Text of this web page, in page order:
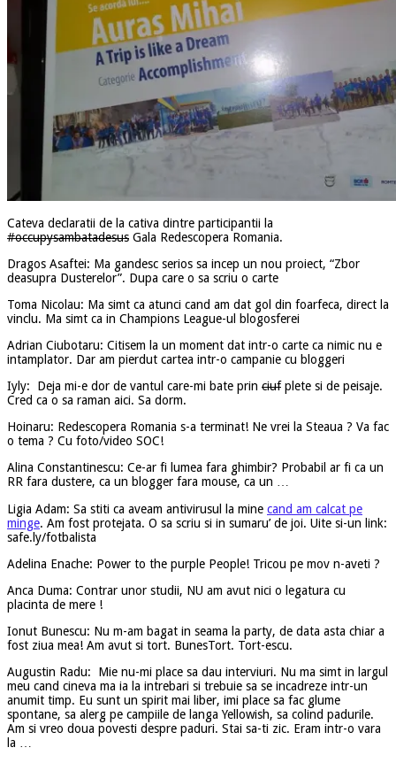
Cateva declaratii de la cativa dintre participantii la
#occupysambatadesus Gala Redescopera Romania.
Dragos Asaftei: Ma gandesc serios sa incep un nou proiect, “Zbor
deasupra Dusterelor”. Dupa care o sa scriu o carte
Toma Nicolau: Ma simt ca atunci cand am dat gol din foarfeca, direct la
vinclu. Ma simt ca in Champions League-ul blogosferei
Adrian Ciubotaru: Citisem la un moment dat intr-o carte ca nimic nu e
intamplator. Dar am pierdut cartea intr-o campanie cu bloggeri
Iyly: Deja mi-e dor de vantul care-mi bate prin ciufplete si de peisaje.
Cred ca o sa raman aici. Sa dorm.
Hoinaru: Redescopera Romania s-a terminat! Ne vrei la Steaua ? Va fac
o tema ? Cu foto/video SOC!
Alina Constantinescu: Ce-ar fi lumea fara ghimbir? Probabil ar fi ca un
RR fara dustere, ca un blogger fara mouse, ca un …
Ligia Adam: Sa stiti ca aveam antivirusul la mine cand am calcat pe
minge. Am fost protejata. O sa scriu si in sumaru’ de joi. Uite si-un link:
safe.ly/fotbalista
Adelina Enache: Power to the purple People! Tricou pe mov n-aveti ?
Anca Duma: Contrar unor studii, NU am avut nici o legatura cu
placinta de mere !
Ionut Bunescu: Nu m-am bagat in seama la party, de data asta chiar a
fost ziua mea! Am avut si tort. BunesTort. Tort-escu.
Augustin Radu: Mie nu-mi place sa dau interviuri. Nu ma simt in largul
meu cand cineva ma ia la intrebari si trebuie sa se incadreze intr-un
anumit timp. Eu sunt un spirit mai liber, imi place sa fac glume
spontane, sa alerg pe campiile de langa Yellowish, sa colind padurile.
Am si vreo doua povesti despre paduri. Stai sa-ti zic. Eram intr-o vara
la …